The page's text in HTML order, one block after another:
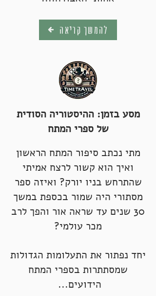
להמשך קריאה
מסע בזמן: ההיסטוריה הסודית
של ספרי המתח
מתי נכתב סיפור המתח הראשון
ואיך הוא קשור לרצח אמיתי
שהתרחש בניו יורק? ואיזה ספר
מסתורי היה שמור בכספת במשך
30 שנים עד שראה אור והפך לרב
מכר עולמי?
יחד נפתור את התעלומות הגדולות
שמסתתרות בספרי המתח
הידועים...